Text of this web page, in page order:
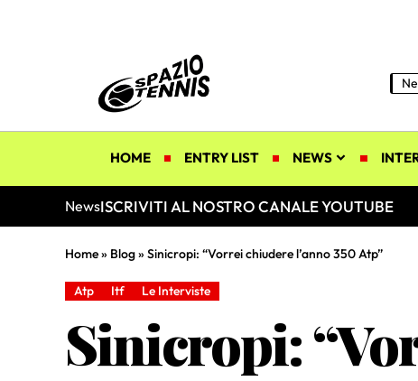
HOME ENTRY LIST NEWS
NewsISCRIVITI AL NOSTRO CANALE YOUTUBE
Home» Blog» Sinicropi: “Vorrei chiudere l’anno 350 Atp”
Atp Itf Le Interviste
Sinicropi: